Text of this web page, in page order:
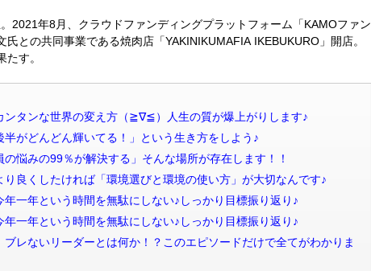
2021年8月、クラウドファンディングプラットフォーム「KAMOファン
との共同事業である焼肉店「YAKINIKUMAFIA IKEBUKURO」開店。
す。
ンタンな世界の変え方（≧∇≦）人生の質が爆上がりします♪
がどんどん輝いてる！」という生き方をしよう♪
悩みの99％が解決する」そんな場所が存在します！！
良くしたければ「環境選びと環境の使い方」が大切なんです♪
一年という時間を無駄にしない♪しっかり目標振り返り♪
一年という時間を無駄にしない♪しっかり目標振り返り♪
レないリーダーとは何か！？このエピソードだけで全てがわかりま